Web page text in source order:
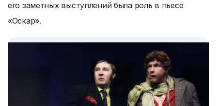
его заметных выступлений была роль в пьесе
«Оскар».